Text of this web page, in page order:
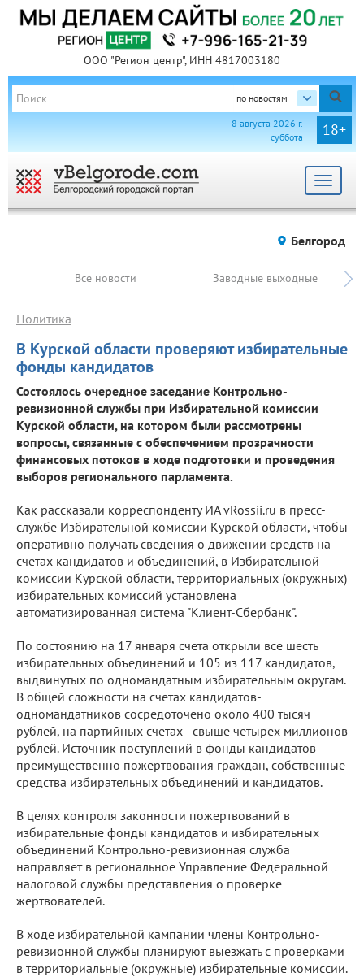
ООО "Регион центр", ИНН 4817003180
по новостям
18+
8 августа 2026 г.
суббота
Toggle
Белгород
Все новости Заводные выходные
В Курской области проверяют избирательные
фонды кандидатов
Политика
Состоялось очередное заседание Контрольно-
ревизионной службы при Избирательной комиссии
Курской области, на котором были рассмотрены
вопросы, связанные с обеспечением прозрачности
финансовых потоков в ходе подготовки и проведения
выборов регионального парламента.
Как рассказали корреспонденту ИА vRossii.ru в пресс-
службе Избирательной комиссии Курской области, чтобы
оперативно получать сведения о движении средств на
счетах кандидатов и объединений, в Избирательной
комиссии Курской области, территориальных (окружных)
избирательных комиссий установлена
автоматизированная система "Клиент-Сбербанк".
По состоянию на 17 января счета открыли все шесть
избирательных объединений и 105 из 117 кандидатов,
выдвинутых по одномандатным избирательным округам.
В общей сложности на счетах кандидатов-
одномандатников сосредоточено около 400 тысяч
рублей, на партийных счетах - свыше четырех миллионов
рублей. Источник поступлений в фонды кандидатов -
преимущественно пожертвования граждан, собственные
средства избирательных объединений и кандидатов.
В целях контроля законности пожертвований в
избирательные фонды кандидатов и избирательных
объединений Контрольно-ревизионная служба
направляет в региональное Управление Федеральной
налоговой службы представления о проверке
жертвователей.
В ходе избирательной кампании члены Контрольно-
ревизионной службы планируют выезжать с проверками
в территориальные (окружные) избирательные комиссии.